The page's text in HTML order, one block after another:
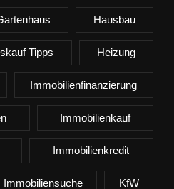
Hausbau
Tipps Heizung
Immobilienfinanzierung
Immobilienkauf
Immobilienkredit
Immobiliensuche KfW